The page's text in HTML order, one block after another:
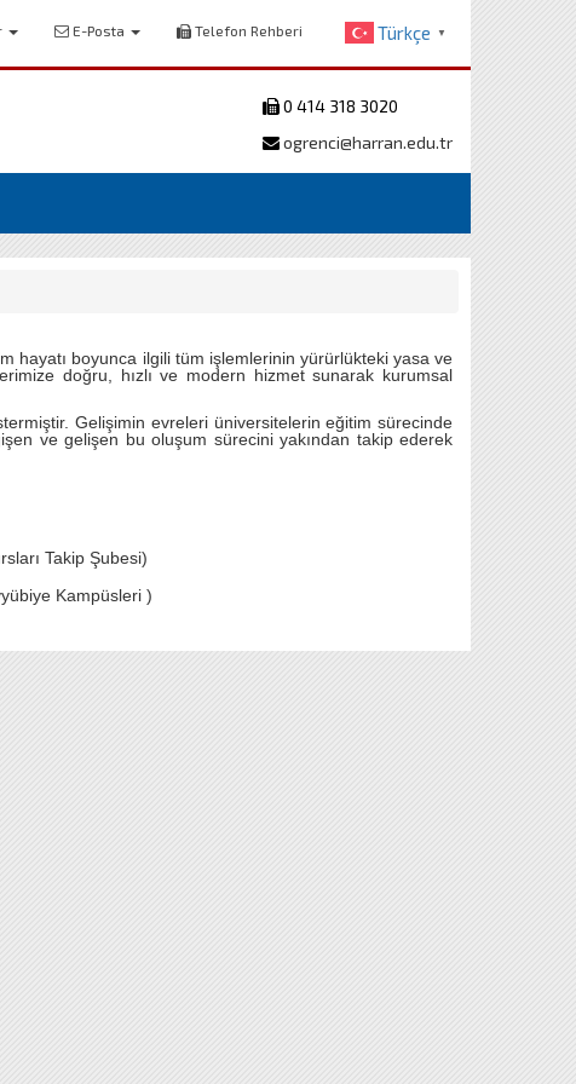
E-Posta Telefon Rehberi Türkçe ▼
0 414 318 3020
ogrenci@harran.edu.tr
hayatı boyunca ilgili tüm işlemlerinin yürürlükteki yasa ve
doğru, hızlı ve modern hizmet sunarak kurumsal
Gelişimin evreleri üniversitelerin eğitim sürecinde
ve gelişen bu oluşum sürecini yakından takip ederek
Takip Şubesi)
Kampüsleri )